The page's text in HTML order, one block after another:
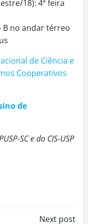
18): 4ª feira
B no andar térreo
de Ciência e
Cooperativos
de
SC e do CIS-USP
Next post